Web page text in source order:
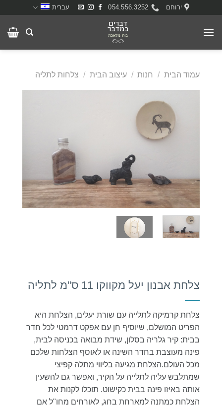
content
ירוחם 054.556.3252 עברית
עמוד הבית / חנות / עיצוב הבית / צלחות לתליה
צלחת אבנון יעל מקווקו 11 ס"מ לתליה
צלחת קרמיקה לתלייה עם שורת יעלים, הצלחת היא
הפריט המושלם, שיוסיף חן עם אפקט דרמטי לכל חדר
בבית: קיר גלריה בסלון, שידת מבואה בכניסה לבית,
פינה מעוצבת בחדר השינה או לאוסף הצלחות שלכם
מכל העולם.הצלחת מגיעה בליווי מתלה קפיצי
שמתלבש עליה לתלייה על הקיר, ואפשר גם להשעין
אותה באיזו פינה בבית כקישוט. תוכלו לקנות את
הצלחת כמתנה למארחת בחג, לאורחים מחו"ל אם